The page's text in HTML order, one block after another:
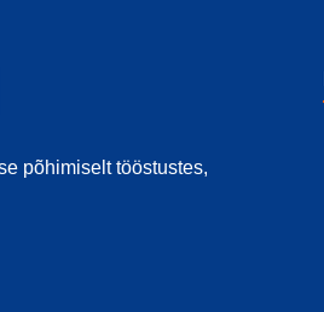
põhimiselt tööstustes,